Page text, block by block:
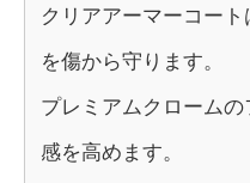
クリアアーマーコー
を傷から守ります。
プレミアムクローム
感を高めます。